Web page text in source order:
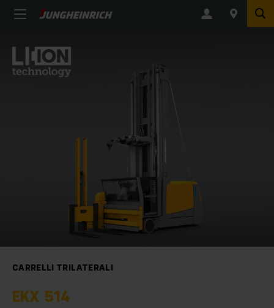
CARRELLI TRILATERALI
EKX 514